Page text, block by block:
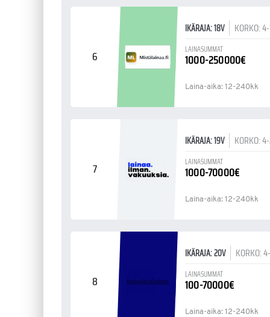
6
IKÄRAJA: 18V KORKO:
LAINASUMMAT
1000-250000€
Laina-aika: 12-240kk
7
IKÄRAJA: 19V KORKO:
LAINASUMMAT
1000-70000€
Laina-aika: 12-240kk
8
IKÄRAJA: 20V KORKO:
LAINASUMMAT
100-70000€
Laina-aika: 12-240kk